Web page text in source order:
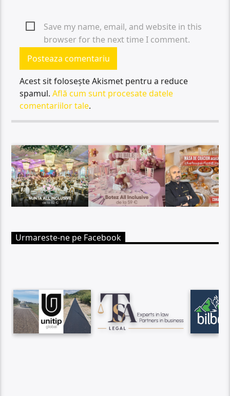
Save my name, email, and website in this
browser for the next time I comment.
Acest sit folosește Akismet pentru a reduce
spamul.Află cum sunt procesate datele
comentariilor tale.
Urmareste-ne pe Facebook